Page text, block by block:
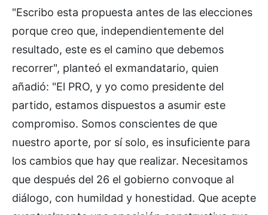
"Escribo esta propuesta antes de las elecciones
porque creo que, independientemente del
resultado, este es el camino que debemos
recorrer", planteó el exmandatario, quien
añadió: "El PRO, y yo como presidente del
partido, estamos dispuestos a asumir este
compromiso. Somos conscientes de que
nuestro aporte, por sí solo, es insuficiente para
los cambios que hay que realizar. Necesitamos
que después del 26 el gobierno convoque al
diálogo, con humildad y honestidad. Que acepte